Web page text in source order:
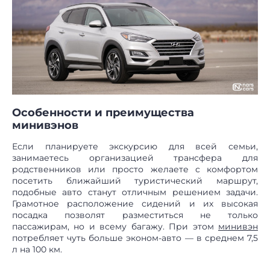
Особенности и преимущества
минивэнов
Если планируете экскурсию для всей семьи,
занимаетесь организацией трансфера для
родственников или просто желаете с комфортом
посетить ближайший туристический маршрут,
подобные авто станут отличным решением задачи.
Грамотное расположение сидений и их высокая
посадка позволят разместиться не только
пассажирам, но и всему багажу. При этом минивэн
потребляет чуть больше эконом-авто — в среднем 7,5
л на 100 км.